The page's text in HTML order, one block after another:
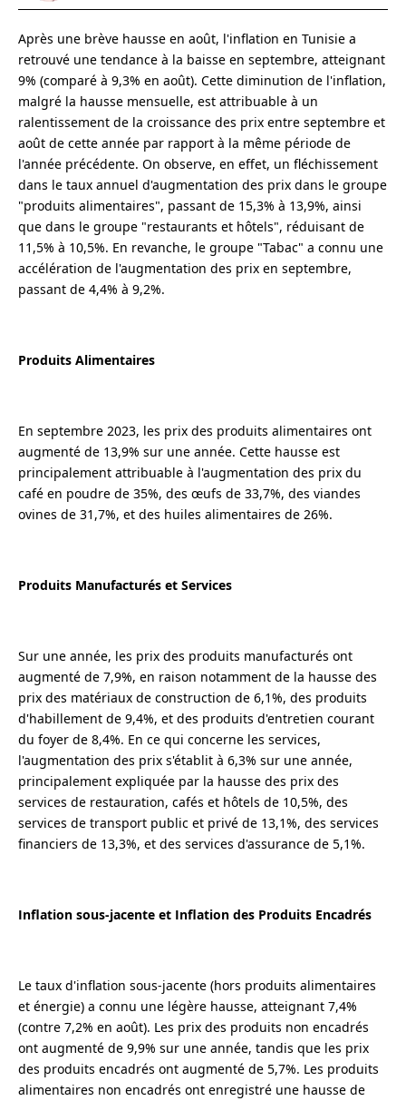
Après une brève hausse en août, l'inflation en Tunisie a
retrouvé une tendance à la baisse en septembre, atteignant
9% (comparé à 9,3% en août). Cette diminution de l'inflation,
malgré la hausse mensuelle, est attribuable à un
ralentissement de la croissance des prix entre septembre et
août de cette année par rapport à la même période de
l'année précédente. On observe, en effet, un fléchissement
dans le taux annuel d'augmentation des prix dans le groupe
"produits alimentaires", passant de 15,3% à 13,9%, ainsi
que dans le groupe "restaurants et hôtels", réduisant de
11,5% à 10,5%. En revanche, le groupe "Tabac" a connu une
accélération de l'augmentation des prix en septembre,
passant de 4,4% à 9,2%.
Produits Alimentaires
En septembre 2023, les prix des produits alimentaires ont
augmenté de 13,9% sur une année. Cette hausse est
principalement attribuable à l'augmentation des prix du
café en poudre de 35%, des œufs de 33,7%, des viandes
ovines de 31,7%, et des huiles alimentaires de 26%.
Produits Manufacturés et Services
Sur une année, les prix des produits manufacturés ont
augmenté de 7,9%, en raison notamment de la hausse des
prix des matériaux de construction de 6,1%, des produits
d'habillement de 9,4%, et des produits d'entretien courant
du foyer de 8,4%. En ce qui concerne les services,
l'augmentation des prix s'établit à 6,3% sur une année,
principalement expliquée par la hausse des prix des
services de restauration, cafés et hôtels de 10,5%, des
services de transport public et privé de 13,1%, des services
financiers de 13,3%, et des services d'assurance de 5,1%.
Inflation sous-jacente et Inflation des Produits Encadrés
Le taux d'inflation sous-jacente (hors produits alimentaires
et énergie) a connu une légère hausse, atteignant 7,4%
(contre 7,2% en août). Les prix des produits non encadrés
ont augmenté de 9,9% sur une année, tandis que les prix
des produits encadrés ont augmenté de 5,7%. Les produits
alimentaires non encadrés ont enregistré une hausse de